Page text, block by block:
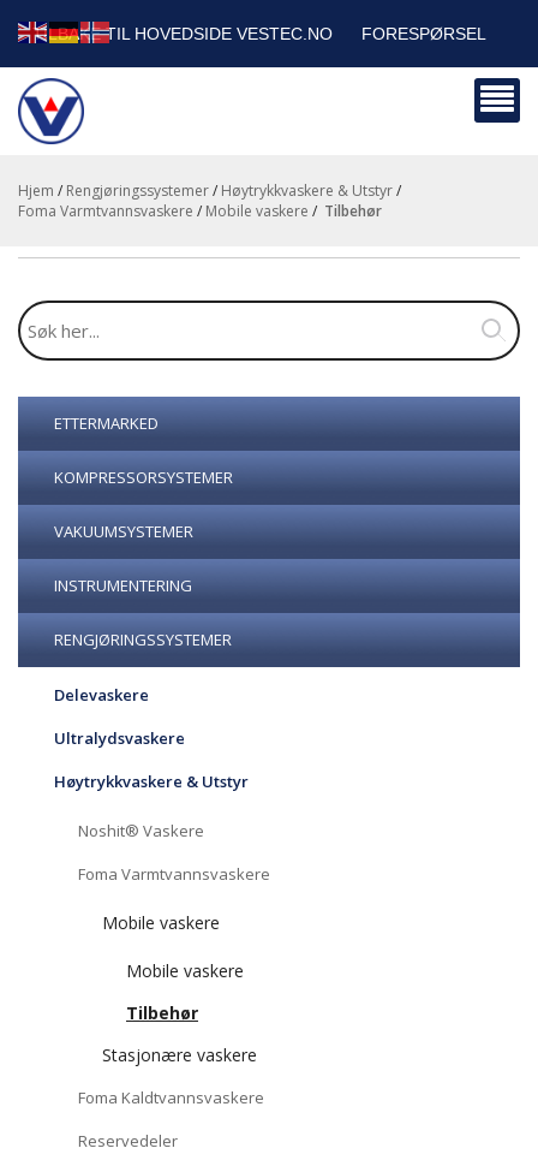
TILBAKE TIL HOVEDSIDE VESTEC.NO FORESPØRSEL
HANDLEVOGN
BEDRIFTSKUNDER
Hjem / Rengjøringssystemer/ Høytrykkvaskere & Utstyr/
Foma Varmtvannsvaskere / Mobile vaskere / tilbehør
ETTERMARKED
KOMPRESSORSYSTEMER
VAKUUMSYSTEMER
INSTRUMENTERING
RENGJØRINGSSYSTEMER
Delevaskere
Ultralydsvaskere
Høytrykkvaskere & Utstyr
Noshit® Vaskere
Foma Varmtvannsvaskere
Mobile vaskere
Mobile vaskere
Tilbehør
Stasjonære vaskere
Foma Kaldtvannsvaskere
Reservedeler